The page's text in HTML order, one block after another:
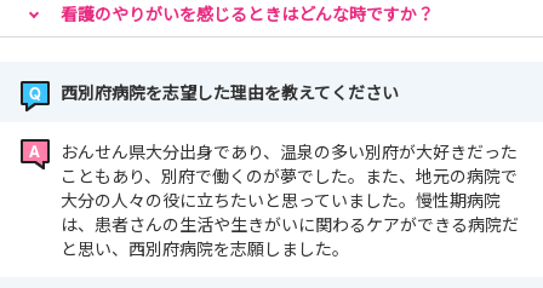
看護のやりがいを感じるときはどんな時ですか？
西別府病院を志望した理由を教えてください
おんせん県大分出身であり、温泉の多い別府が大好きだった
こともあり、別府で働くのが夢でした。また、地元の病院で
大分の人々の役に立ちたいと思っていました。慢性期病院
は、患者さんの生活や生きがいに関わるケアができる病院だ
と思い、西別府病院を志願しました。